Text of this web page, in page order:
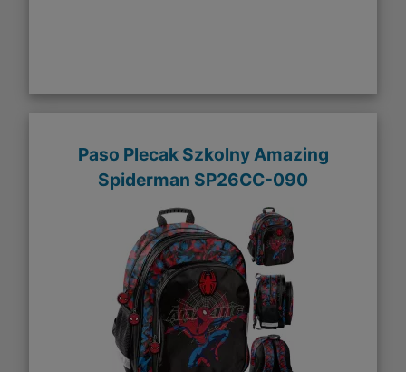
Paso Plecak Szkolny Amazing
Spiderman SP26CC-090